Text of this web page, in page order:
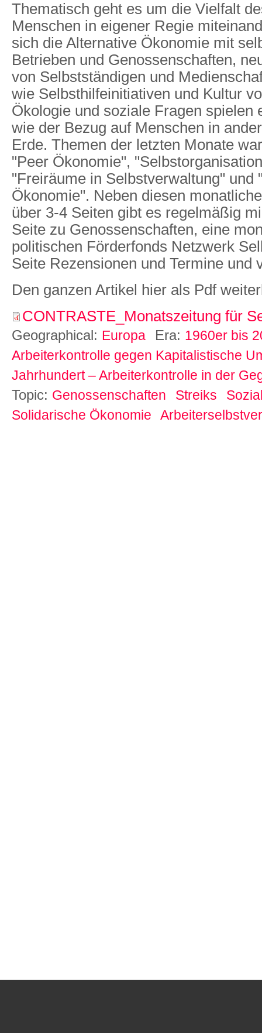
Thematisch geht es um die Vielfalt
Menschen in eigener Regie
sich die Alternative Ökonomie mit
Betrieben und Genossenschaften,
von Selbstständigen und
wie Selbsthilfeinitiativen und Kultur
Ökologie und soziale Fragen spielen
wie der Bezug auf Menschen in
Erde. Themen der letzten Monate
"Peer Ökonomie",
"Freiräume in Selbstverwaltung" und
Ökonomie". Neben diesen
über 3-4 Seiten gibt es regelmäßig
Seite zu Genossenschaften, eine
politischen Förderfonds Netzwerk
Seite Rezensionen und Termine und
Den ganzen Artikel hier als Pdf
CONTRASTE_Monatszeitung für
Geographical: Europa Era: 1960er bis
Arbeiterkontrolle gegen Kapitalistische
Jahrhundert – Arbeiterkontrolle in der
Topic: Genossenschaften Streiks
Solidarische Ökonomie